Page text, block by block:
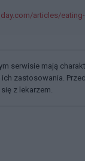
articles/
serwisie mają
zastosowania.
z lekarzem.